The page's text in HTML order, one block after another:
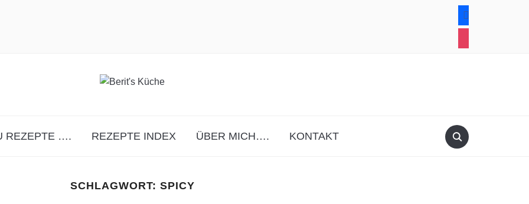
REZEPTE …. REZEPTE INDEX ÜBER MICH…. KONTAKT
SCHLAGWORT: SPICY